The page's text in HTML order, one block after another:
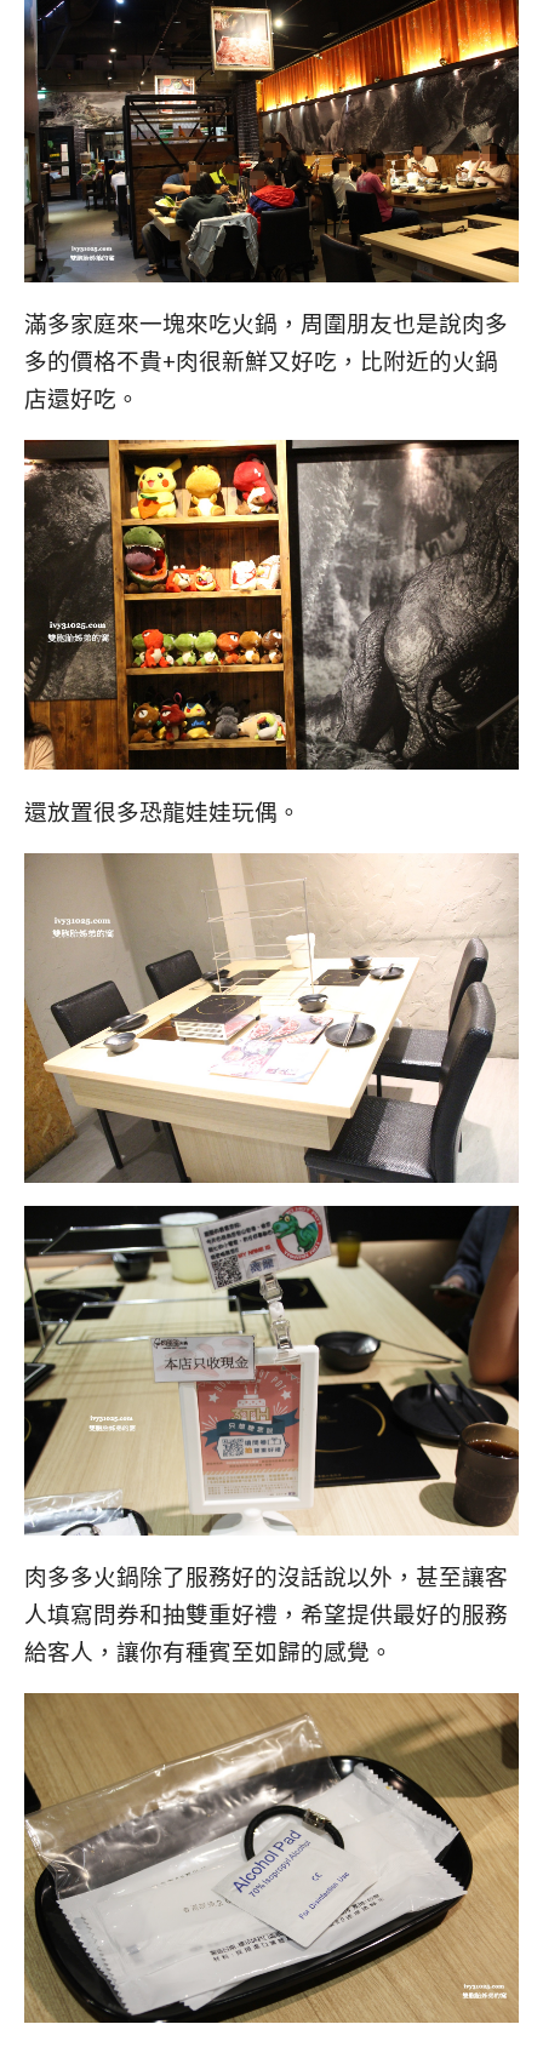
滿多家庭來一塊來吃火鍋，周圍朋友也是說肉多
多的價格不貴+肉很新鮮又好吃，比附近的火鍋
店還好吃。
還放置很多恐龍娃娃玩偶。
肉多多火鍋除了服務好的沒話說以外，甚至讓客
人填寫問券和抽雙重好禮，希望提供最好的服務
給客人，讓你有種賓至如歸的感覺。